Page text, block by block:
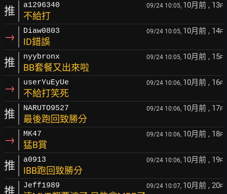
推 a1296340 09/24 10:05, 10月前 , 13F
不給打
→ Diaw0803 09/24 10:05, 10月前 , 14F
ID錯誤
推 nyybronx 09/24 10:05, 10月前 , 15F
BB套餐又出來啦
→ userYuEyUe 09/24 10:06, 10月前 , 16F
不給打笑死
推 NARUTO9527 09/24 10:06, 10月前 , 17F
最後跑回致勝分
→ MK47 09/24 10:06, 10月前 , 18F
猛B賞
推 a0913 09/24 10:06, 10月前 , 19F
IBB跑回致勝分
推 Jeff1989 09/24 10:07, 10月前 , 20F